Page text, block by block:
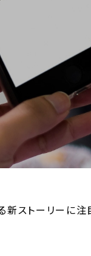
新ストーリーに